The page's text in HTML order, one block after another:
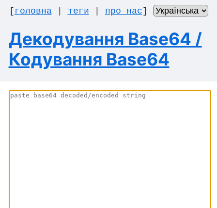
[ головна| теги про нас]
Декодування Base64 /
Кодування Base64